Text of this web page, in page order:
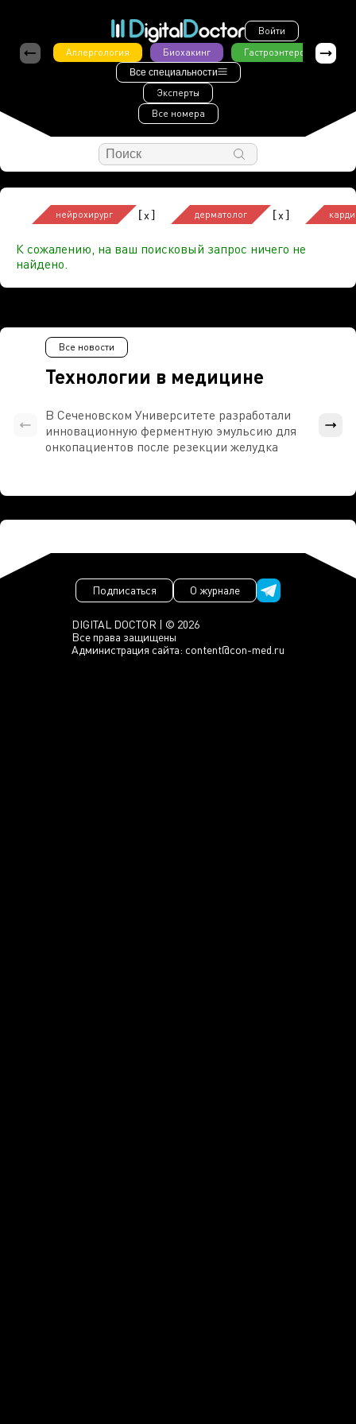
Войти
Аллергология
Биохакинг Гастроэнтерология
Все специальности
Эксперты
Все номера
нейрохирург [x] дерматолог [x]
К сожалению, на ваш поисковый запрос ничего не
найдено.
Технологии в медицине
Все новости
В Сеченовском Университете разработали
инновационную ферментную эмульсию для
онкопациентов после резекции желудка
DIGITAL DOCTOR | © 2026
Все права защищены
Администрация сайта: content@con-med.ru
Подписаться О журнале